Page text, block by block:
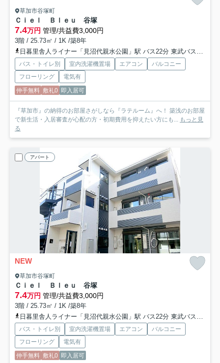
草加市谷塚町
Ｃｉｅｌ Ｂｌｅｕ 谷塚
7.4万円 管理/共益費3,000円
3階 / 25.73㎡ / 1K /築8年
日暮里舎人ライナー「見沼代親水公園」駅 バス22分 東武バス「谷塚小入口」 停歩3分
バス・トイレ別 室内洗濯機置場 エアコン
バルコニー
フローリング
電気有
仲手無料 敷礼0 即入居可
『草加市』の納得のお部屋さがしなら『ラテルーム』へ！ 築浅のお部屋
で新生活・入居審査が心配の方・初期費用を抑えたい方にも... もっと見
る
アパート
NEW
草加市谷塚町
Ｃｉｅｌ Ｂｌｅｕ 谷塚
7.4万円 管理/共益費3,000円
3階 / 25.73㎡ / 1K /築8年
日暮里舎人ライナー「見沼代親水公園」駅 バス22分 東武バス「谷塚小入口」 停歩3分
バス・トイレ別 室内洗濯機置場 エアコン
バルコニー
フローリング
電気有
仲手無料 敷礼0 即入居可